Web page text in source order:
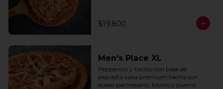
$19.800
Men's Place XL
Pepperoni y tocino con base de
exquisita salsa premium hecha con
queso parmesano, tocino y puerro.